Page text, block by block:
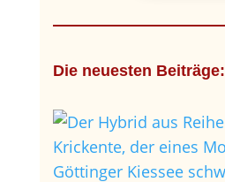
Die neuesten Beiträge: